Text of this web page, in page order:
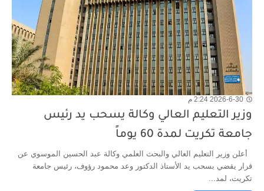
2026-6-30 2:24 م
وزير التعليم العالي وكالة يسحب يد رئيس
جامعة تكريت لمدة 60 يوماً
أعلن وزير التعليم العالي والبحث العلمي وكالة عبد الحسين الموسوي عن
قرار يقضي بسحب يد الأستاذ الدكتور وعد محمود رؤوف، رئيس جامعة
تكريت، لمد...